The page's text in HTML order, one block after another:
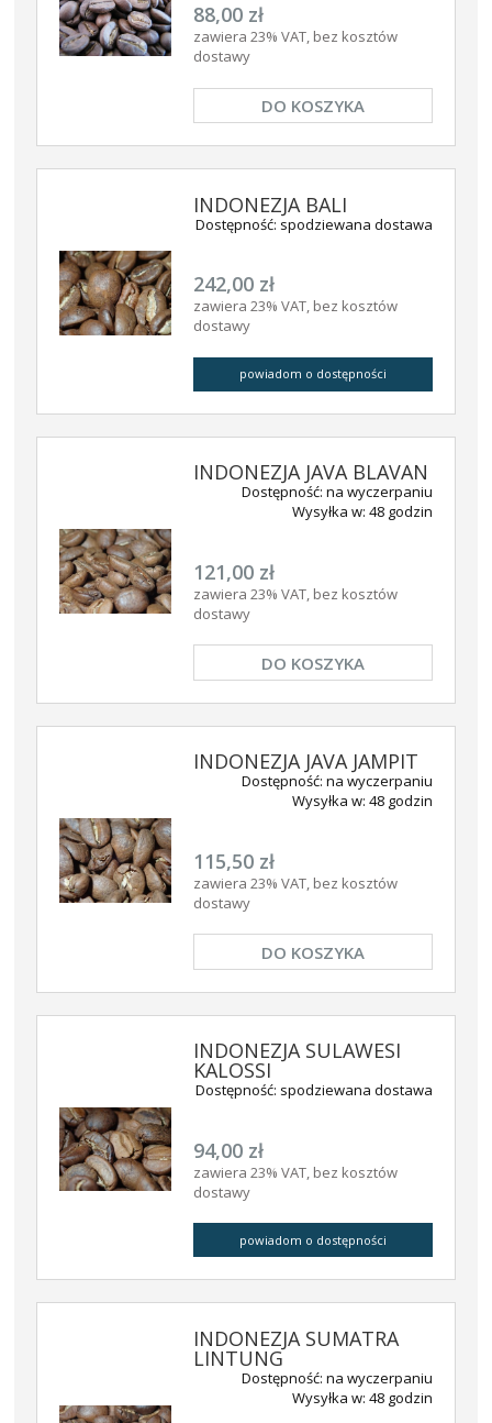
88,00 zł
zawiera 23% VAT, bez kosztów
dostawy
DO KOSZYKA
INDONEZJA BALI
Dostępność: spodziewana dostawa
242,00 zł
zawiera 23% VAT, bez kosztów
dostawy
powiadom o dostępności
INDONEZJA JAVA BLAVAN
Dostępność: na wyczerpaniu
Wysyłka w: 48 godzin
121,00 zł
zawiera 23% VAT, bez kosztów
dostawy
DO KOSZYKA
INDONEZJA JAVA JAMPIT
Dostępność: na wyczerpaniu
Wysyłka w: 48 godzin
115,50 zł
zawiera 23% VAT, bez kosztów
dostawy
DO KOSZYKA
INDONEZJA SULAWESI
KALOSSI
Dostępność: spodziewana dostawa
94,00 zł
zawiera 23% VAT, bez kosztów
dostawy
powiadom o dostępności
INDONEZJA SUMATRA
LINTUNG
Dostępność: na wyczerpaniu
Wysyłka w: 48 godzin